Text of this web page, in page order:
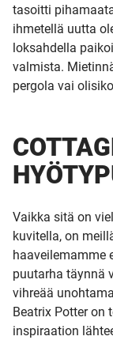
tasoitti
ihmetellä uutta
loksahdella
valmista.
pergola vai
Vaikka sitä on
kuvitella, on
haaveilemamme
puutarha täynnä
vihreää
Beatrix Potter
inspiraation